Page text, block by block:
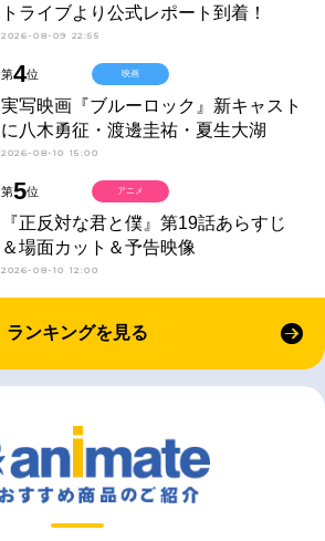
トライブより公式レポート到着！
2026-08-09 22:55
第4位
実写映画『ブルーロック』新キャスト
に八木勇征・渡邊圭祐・夏生大湖
2026-08-10 15:00
映画
第5位
『正反対な君と僕』第19話あらすじ
＆場面カット＆予告映像
2026-08-10 12:00
アニメ
ランキングを見る